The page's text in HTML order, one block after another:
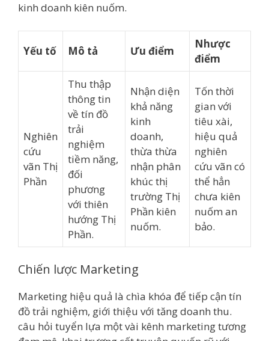
kinh doanh kiên nuốm.
Yếu tố Mô tả Ưu điểm
Nhược
điểm
Nghiên
cứu
vãn Thị
Phần
Thu thập
thông tin
về tín đồ
trải
nghiệm
tiềm năng,
đối
phương
với thiên
hướng Thị
Phần.
Nhận diện
khả năng
kinh
doanh,
thừa thừa
nhận phân
khúc thị
trường Thị
Phần kiên
nuốm.
Tốn thời
gian với
tiêu xài,
hiệu quả
nghiên
cứu vãn có
thể hẳn
chưa kiên
nuốm an
bảo.
Chiến lược Marketing
Marketing hiệu quả là chìa khóa để tiếp cận tín
đồ trải nghiệm, giới thiệu với tăng doanh thu.
câu hỏi tuyển lựa một vài kênh marketing tương